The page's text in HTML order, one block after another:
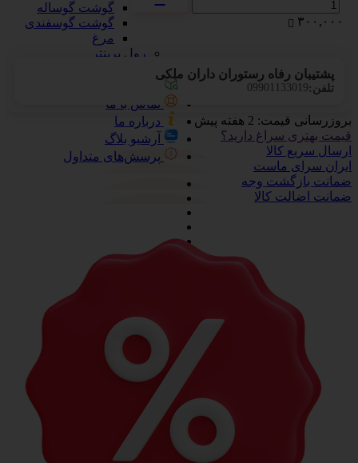
گوشت گوساله
گوشت گوسفندی
مرغ
رول پرینتر
تماس با ما
درباره ما
آرشیو بلاگ
پرسش‌های متداول
۳۰۰,۰۰۰
پشتیبان رفاه رستوران داران ملکی
تلفن: 09901133019
بروزرسانی قیمت: 2 هفته پیش
قیمت بهتری سراغ دارید؟
ارسال سریع کالا
ایران سرای ماست
ضمانت بازگشت وجه
ضمانت اضالت کالا